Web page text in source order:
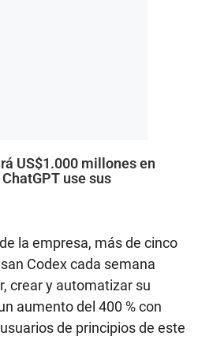
US$1.000 millones en
use sus
la empresa, más de cinco
Codex cada semana
crear y automatizar su
aumento del 400 % con
de principios de este